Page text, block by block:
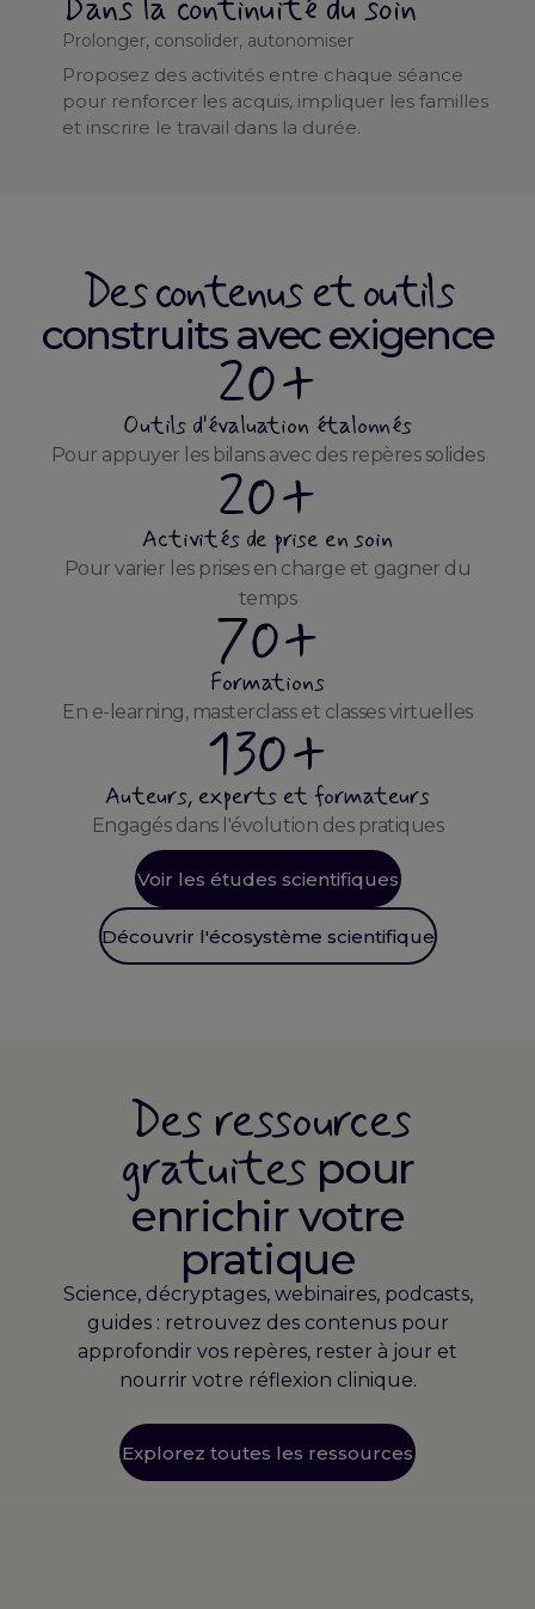
Dans la continuité du soin
Prolonger, consolider, autonomiser
Proposez des activités entre chaque séance
pour renforcer les acquis, impliquer les familles
et inscrire le travail dans la durée.
Des contenus et outils
construits avec exigence
20+
Outils d'évaluation étalonnés
Pour appuyer les bilans avec des repères solides
20+
Activités de prise en soin
Pour varier les prises en charge et gagner du
temps
70+
Formations
En e-learning, masterclass et classes virtuelles
130+
Auteurs, experts et formateurs
Engagés dans l'évolution des pratiques
Voir les études scientifiques
Découvrir l'écosystème scientifique
Des ressources
gratuites pour
enrichir votre
pratique
Science, décryptages, webinaires, podcasts,
guides : retrouvez des contenus pour
approfondir vos repères, rester à jour et
nourrir votre réflexion clinique.
Explorez toutes les ressources